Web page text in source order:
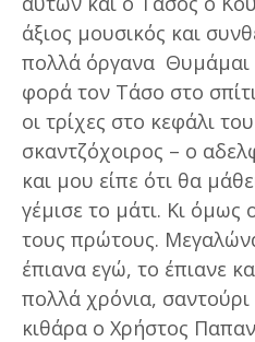
άξιος μουσικός και
πολλά όργανα Θυμάμαι
φορά τον Τάσο στο
οι τρίχες στο κεφάλι
σκαντζόχοιρος – ο
και μου είπε ότι θα
γέμισε το μάτι. Κι
τους πρώτους.
έπιανα εγώ, το έπιανε
πολλά χρόνια,
κιθάρα ο Χρήστος